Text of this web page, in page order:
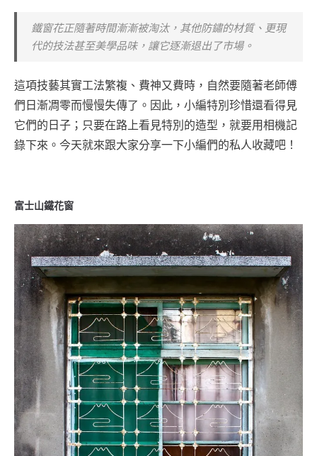
鐵窗花正隨著時間漸漸被淘汰，其他防鏽的材質、更現
代的技法甚至美學品味，讓它逐漸退出了市場。
這項技藝其實工法繁複、費神又費時，自然要隨著老師傅
們日漸凋零而慢慢失傳了。因此，小編特別珍惜還看得見
它們的日子；只要在路上看見特別的造型，就要用相機記
錄下來。今天就來跟大家分享一下小編們的私人收藏吧！
富士山鐵花窗